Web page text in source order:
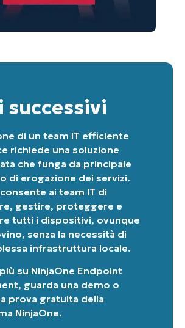
successivi
di un team IT efficiente
richiede una soluzione
che funga da principale
di erogazione dei servizi.
ai team IT di
gestire, proteggere e
tutti i dispositivi, ovunque
senza la necessità di
infrastruttura locale.
su NinjaOne Endpoint
, guarda una demo o
prova gratuita della
NinjaOne.